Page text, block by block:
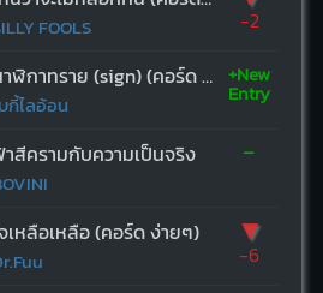
FOOLS -2
นาฬิกาทราย (sign) (คอร์ด ง่ายๆ)
กี้ไลอ้อน
+New
Entry
สีครามกับความเป็นจริง -
เหลือเหลือ (คอร์ด ง่ายๆ) ▼
-6